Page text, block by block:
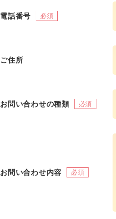
電話番号 必須
ご住所
お問い合わせの種類 必須
お問い合わせ内容 必須